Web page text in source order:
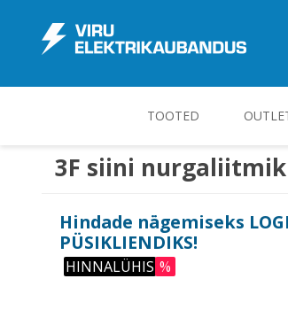
TOOTED
3F siini
Hindade nägemiseks
PÜSIKLIENDIKS!
HINNALÜHIS %